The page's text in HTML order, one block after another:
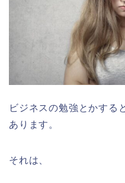
ビジネスの勉強とかする
あります。
それは、